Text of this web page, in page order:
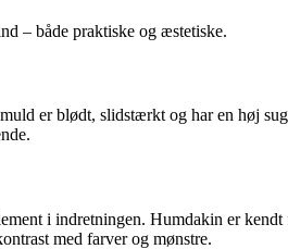
– både praktiske og æstetiske.
er blødt, slidstærkt og har en høj
i indretningen. Humdakin er
med farver og mønstre.